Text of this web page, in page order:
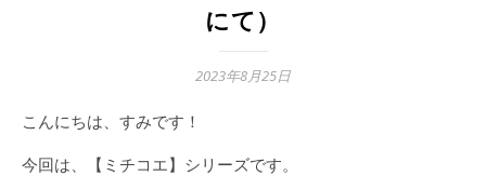
にて）
2023年8月25日
こんにちは、すみです！
今回は、【ミチコエ】シリーズです。